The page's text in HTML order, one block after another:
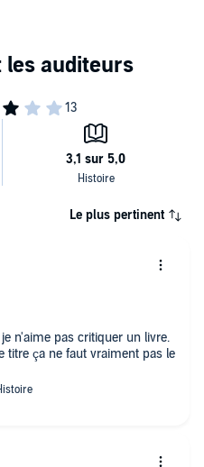
Le plus pertinent
n'aime pas critiquer un livre.
titre ça ne faut vraiment pas le